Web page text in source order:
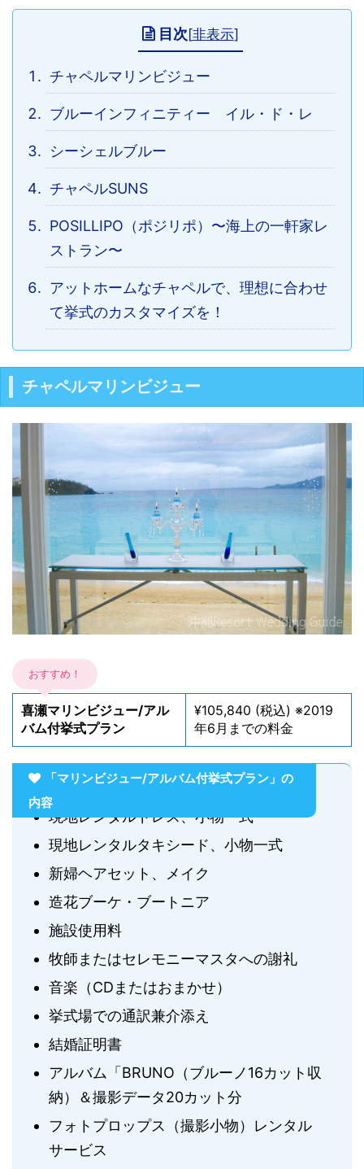
目次[非表示]
チャペルマリンビジュー
ブルーインフィニティー イル・ド・レ
シーシェルブルー
チャペルSUNS
POSILLIPO（ポジリポ）〜海上の一軒家レ
ストラン〜
アットホームなチャペルで、理想に合わせ
て挙式のカスタマイズを！
チャペルマリンビジュー
おすすめ！
喜瀬マリンビジュー/アル
バム付挙式プラン
¥105,840 (税込) ※2019
年6月までの料金
「マリンビジュー/アルバム付挙式プラン」の
内容
現地レンタルドレス、小物一式
現地レンタルタキシード、小物一式
新婦ヘアセット、メイク
造花ブーケ・ブートニア
施設使用料
牧師またはセレモニーマスタへの謝礼
音楽（CDまたはおまかせ）
挙式場での通訳兼介添え
結婚証明書
アルバム「BRUNO（ブルーノ16カット収
納）＆撮影データ20カット分
フォトプロップス（撮影小物）レンタル
サービス